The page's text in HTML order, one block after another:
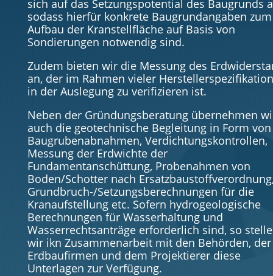
sich auf das Setzungspotential des Baugrunds
sodass hierfür konkrete Baugrundangaben zum
Aufbau der Kranstellfläche auf Basis von
Sondierungen notwendig sind.
Zudem bieten wir die Messung des
an, der im Rahmen vieler
in der Auslegung zu verifizieren ist.
Neben der Gründungsberatung übernehmen
auch die geotechnische Begleitung in Form von
Baugrubenabnahmen, Verdichtungskontrollen,
Messung der Erdwichte der
Fundamentanschüttung, Probenahmen von
Boden/Schotter nach
Grundbruch-/Setzungsberechnungen für die
Kranaufstellung etc. Sofern hydrogeologische
Berechnungen für Wasserhaltung und
Wasserrechtsanträge erforderlich sind, so
wir ikn Zusammenarbeit mit den Behörden, der
Erdbaufirmen und dem Projektierer diese
Unterlagen zur Verfügung.